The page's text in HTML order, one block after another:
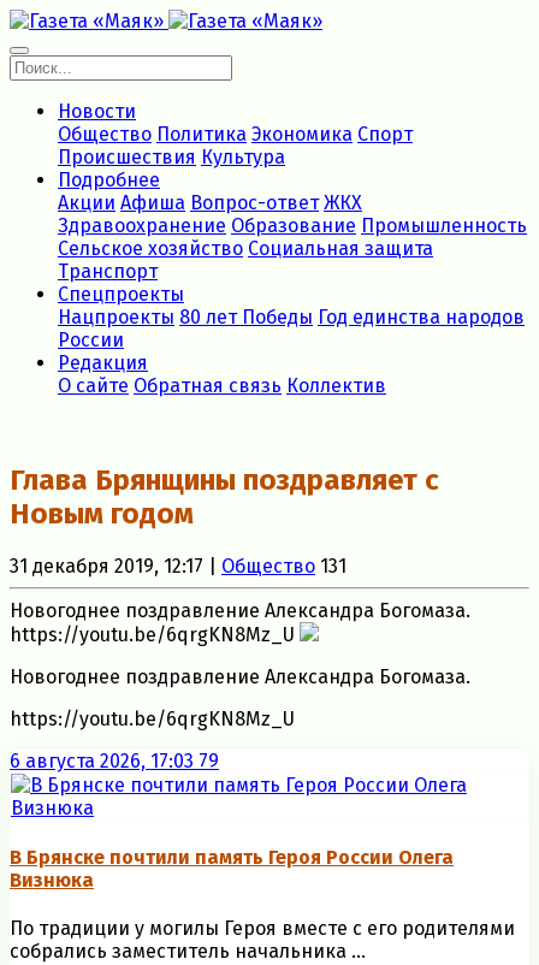
Новости
Общество Политика Экономика Спорт
Происшествия Культура
Подробнее
Акции Афиша Вопрос-ответ ЖКХ
Здравоохранение Образование Промышленность
Сельское хозяйство Социальная защита
Транспорт
Спецпроекты
Нацпроекты 80 лет Победы Год единства народов
России
Редакция
О сайте Обратная связь Коллектив
Глава Брянщины поздравляет с
Новым годом
31 декабря 2019, 12:17 | Общество 131
Новогоднее поздравление Александра Богомаза.
https://youtu.be/6qrgKN8Mz_U
Новогоднее поздравление Александра Богомаза.
https://youtu.be/6qrgKN8Mz_U
6 августа 2026, 17:03 79
В Брянске почтили память Героя России Олега
Визнюка
По традиции у могилы Героя вместе с его родителями
собрались заместитель начальника ...